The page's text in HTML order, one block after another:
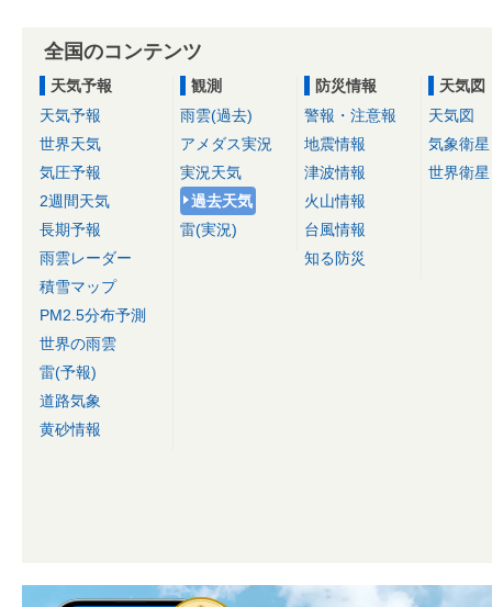
全国のコンテンツ
天気予報
天気予報
世界天気
気圧予報
2週間天気
長期予報
雨雲レーダー
積雪マップ
PM2.5分布予測
世界の雨雲
雷(予報)
道路気象
黄砂情報
観測
雨雲(過去)
アメダス実況
実況天気
過去天気
雷(実況)
防災情報
警報・注意報
地震情報
津波情報
火山情報
台風情報
知る防災
天気図
天気図
気象衛星
世界衛星